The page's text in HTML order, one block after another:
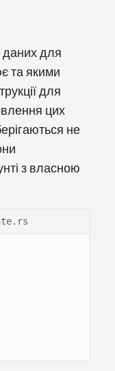
даних для
та якими
для
цих
не
з власною